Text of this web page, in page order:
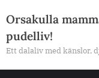
to
content
Orsakulla
pudelliv!
Ett dalaliv med känslor,